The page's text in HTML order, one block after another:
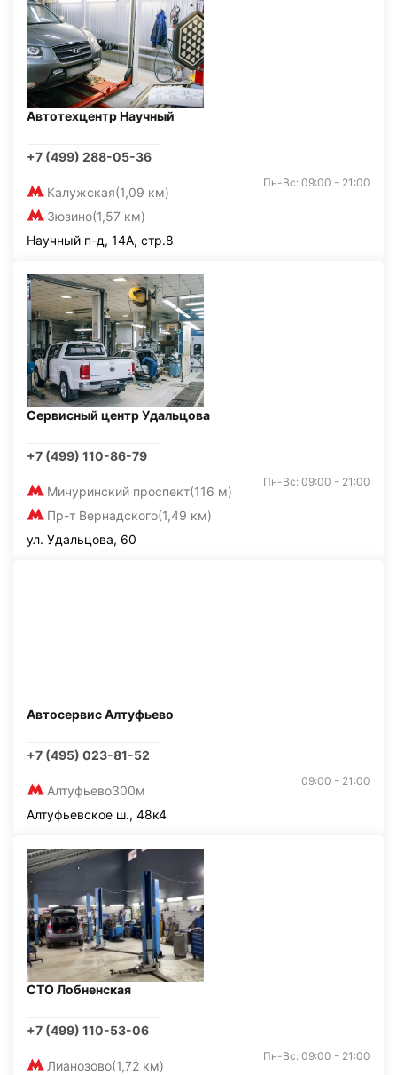
Автотехцентр Научный
+7 (499) 288-05-36
Калужская(1,09 км)
Зюзино(1,57 км)
Пн-Вс: 09:00 - 21:00
Научный п-д, 14А, стр.8
Сервисный центр Удальцова
+7 (499) 110-86-79
Мичуринский проспект(116 м)
Пр-т Вернадского(1,49 км)
Пн-Вс: 09:00 - 21:00
ул. Удальцова, 60
Автосервис Алтуфьево
+7 (495) 023-81-52
Алтуфьево300м
09:00 - 21:00
Алтуфьевское ш., 48к4
СТО Лобненская
+7 (499) 110-53-06
Лианозово(1,72 км)
Пн-Вс: 09:00 - 21:00